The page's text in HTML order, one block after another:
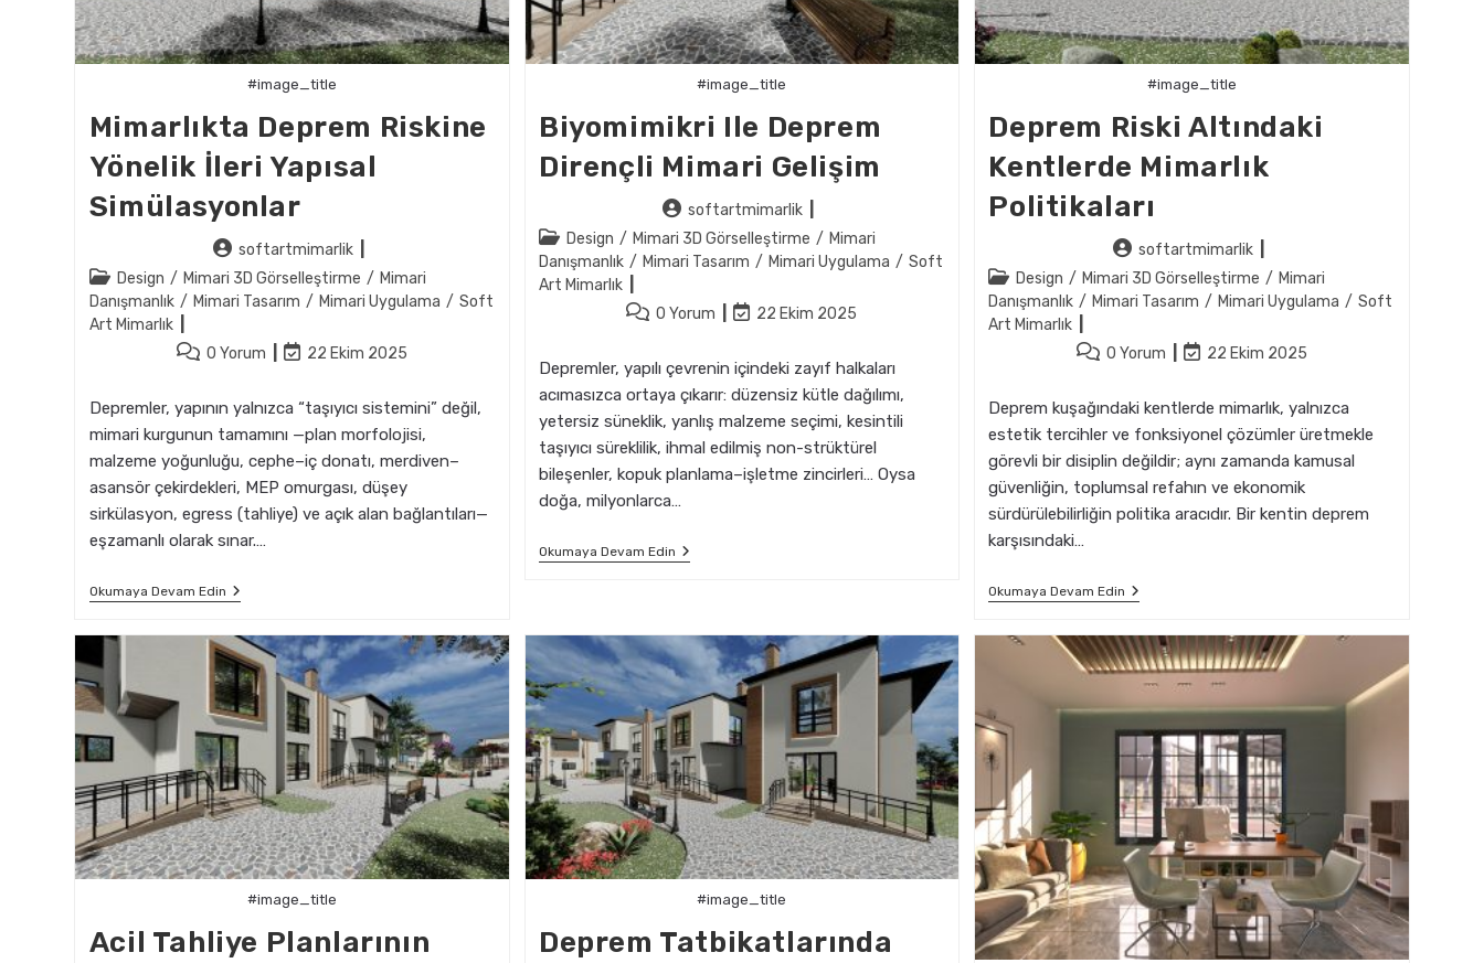
#image_title
Mimarlıkta Deprem Riskine
Yönelik İleri Yapısal
Simülasyonlar
Post
author:
softartmimarlik
Post
category:
Design / Mimari 3D Görselleştirme / Mimari
Danışmanlık / Mimari Tasarım / Mimari Uygulama / Soft
Art Mimarlık
Post0 Yorum
Post
modified:
22 Ekim 2025
Depremler, yapının yalnızca “taşıyıcı sistemini” değil,
mimari kurgunun tamamını —plan morfolojisi,
malzeme yoğunluğu, cephe–iç donatı, merdiven–
asansör çekirdekleri, MEP omurgası, düşey
sirkülasyon, egress (tahliye) ve açık alan bağlantıları—
eşzamanlı olarak sınar.…
Okumaya Devam EdinMimarlıkta
Deprem
Yönelik
İleri
Yapısal
Simülasyonlar
#image_title
Biyomimikri Ile Deprem
Dirençli Mimari Gelişim
Post
author:
softartmimarlik
Post
category:
Design / Mimari 3D Görselleştirme / Mimari
Danışmanlık / Mimari Tasarım / Mimari Uygulama / Soft
Art Mimarlık
Post0 Yorum
Post
modified:
22 Ekim 2025
Depremler, yapılı çevrenin içindeki zayıf halkaları
acımasızca ortaya çıkarır: düzensiz kütle dağılımı,
yetersiz süneklik, yanlış malzeme seçimi, kesintili
taşıyıcı süreklilik, ihmal edilmiş non-strüktürel
bileşenler, kopuk planlama–işletme zincirleri… Oysa
doğa, milyonlarca…
Okumaya Devam Edin Biyomimikri
Ile
Gelişim
#image_title
Deprem Riski Altındaki
Kentlerde Mimarlık
Politikaları
Post
author:
softartmimarlik
Post
category:
Design / Mimari 3D Görselleştirme / Mimari
Danışmanlık / Mimari Tasarım / Mimari Uygulama / Soft
Art Mimarlık
Post0 Yorum
Post
modified:
22 Ekim 2025
Deprem kuşağındaki kentlerde mimarlık, yalnızca
estetik tercihler ve fonksiyonel çözümler üretmekle
görevli bir disiplin değildir; aynı zamanda kamusal
güvenliğin, toplumsal refahın ve ekonomik
sürdürülebilirliğin politika aracıdır. Bir kentin deprem
karşısındaki…
Okumaya Devam Edin Deprem
Riski
Kentlerde
Mimarlık
Politikaları
#image_title
Acil Tahliye Planlarının
#image_title
Deprem Tatbikatlarında